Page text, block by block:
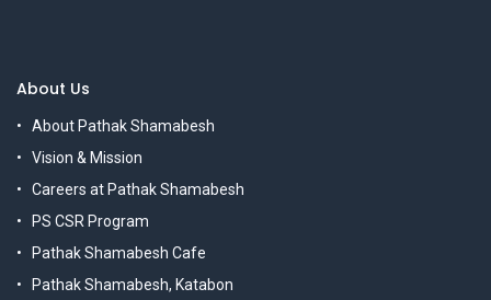
About Us
About Pathak Shamabesh
Vision & Mission
Careers at Pathak Shamabesh
PS CSR Program
Pathak Shamabesh Cafe
Pathak Shamabesh, Katabon